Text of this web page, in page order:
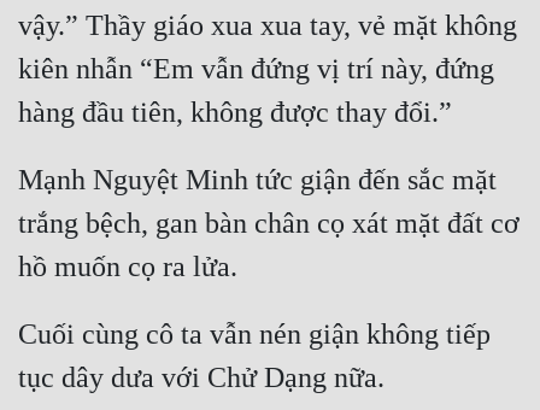
vậy.” Thầy giáo xua xua tay, vẻ mặt không
kiên nhẫn “Em vẫn đứng vị trí này, đứng
hàng đầu tiên, không được thay đổi.”
Mạnh Nguyệt Minh tức giận đến sắc mặt
trắng bệch, gan bàn chân cọ xát mặt đất cơ
hồ muốn cọ ra lửa.
Cuối cùng cô ta vẫn nén giận không tiếp
tục dây dưa với Chử Dạng nữa.